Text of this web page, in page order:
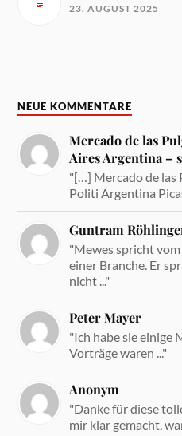
23. AUGUST 2025
NEUE KOMMENTARE
Mercado de las
Aires Argentina –
"[…] Mercado de las
Politi Argentina
Guntram
"Mewes spricht
einer Branche. Er
nicht ..."
Peter Mayer
"Ich habe sie einige
Vorträge waren ..."
Anonym
"Danke für diese
mir klar gemacht,